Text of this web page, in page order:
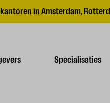
in Amsterdam,
Specialisaties